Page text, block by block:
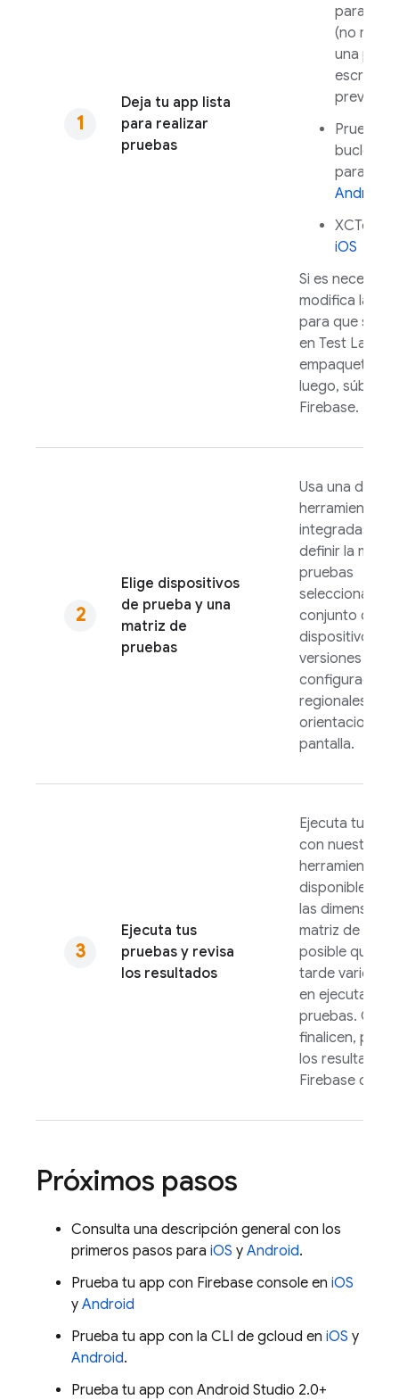
Deja tu app lista
para realizar
pruebas
para
(no
una
escrita
Prueba
bucle de
para
Android
XCTest
iOS
Si es necesario,
modifica la
para que se
en Test Lab
empaqueta tu
luego, súbela a
Firebase.
Elige dispositivos
de prueba y una
matriz de
pruebas
Usa una de
herramientas
integradas
definir la
pruebas
seleccionando
conjunto de
dispositivos,
versiones de
regionales y
orientaciones
pantalla.
Ejecuta tus
pruebas y revisa
los resultados
Ejecuta tu
con nuestras
herramientas
disponibles.
las
matriz de
posible que
tarde varios
en ejecutar las
pruebas.
finalicen,
los resultados
Firebase
Próximos pasos
Consulta una descripción general con los
primeros pasos para iOS y Android.
Prueba tu app con Firebase console en iOS
y Android
Prueba tu app con la CLI de gcloud en iOS y
Android.
Prueba tu app con Android Studio 2.0+